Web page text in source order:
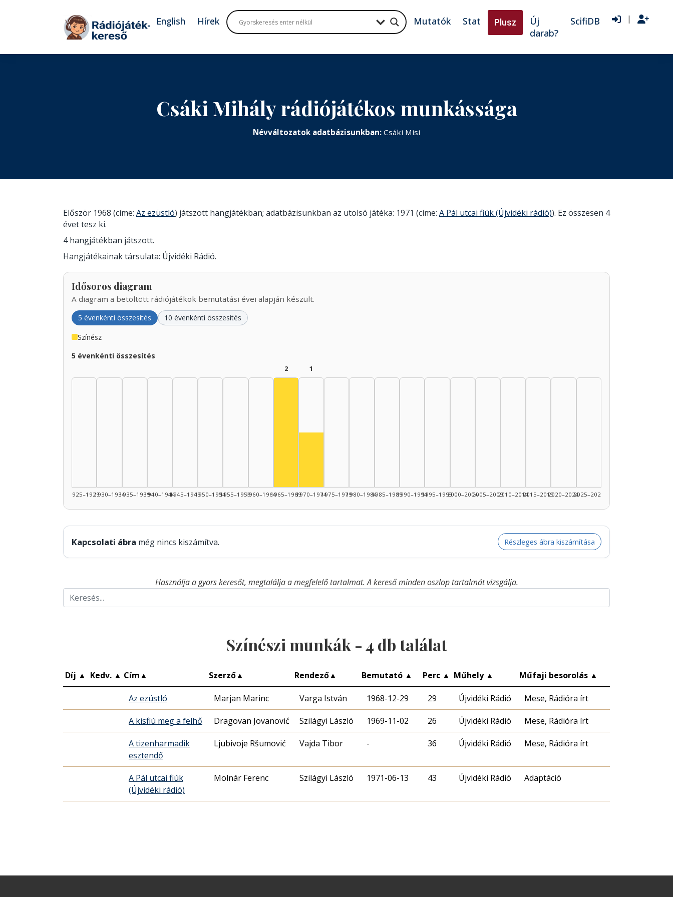
Tovább a tartalomhoz
English Hírek Mutatók Stat Plusz
Új
darab?
ScifiDB |
Csáki Mihály rádiójátékos munkássága
Névváltozatok adatbázisunkban: Csáki Misi
Először 1968 (címe: Az ezüstló) játszott hangjátékban; adatbázisunkban az utolsó játéka: 1971 (címe: A Pál utcai fiúk (Újvidéki rádió)). Ez összesen 4
évet tesz ki.
4 hangjátékban játszott.
Hangjátékainak társulata: Újvidéki Rádió.
Idősoros diagram
A diagram a betöltött rádiójátékok bemutatási évei alapján készült.
5 évenkénti összesítés 10 évenkénti összesítés
Színész
5 évenkénti összesítés
1925–19291930–19341935–19391940–19441945–19491950–19541955–19591960–1964
2
1965–1969
1
1970–19741975–19791980–19841985–19891990–19941995–19992000–20042005–20092010–20142015–20192020–20242025–2026
Kapcsolati ábra még nincs kiszámítva. Részleges ábra kiszámítása
Használja a gyors keresőt, megtalálja a megfelelő tartalmat. A kereső minden oszlop tartalmát vizsgálja.
Színészi munkák - 4 db találat
Díj ▲ Kedv. ▲ Cím▲ Szerző▲ Rendező▲ Bemutató ▲ Perc ▲ Műhely ▲ Műfaji besorolás ▲
Az ezüstló Marjan Marinc Varga István 1968-12-29 29 Újvidéki Rádió Mese, Rádióra írt
A kisfiú meg a felhő Dragovan Jovanović Szilágyi László 1969-11-02 26 Újvidéki Rádió Mese, Rádióra írt
A tizenharmadik
esztendő
Ljubivoje Ršumović Vajda Tibor - 36 Újvidéki Rádió Mese, Rádióra írt
A Pál utcai fiúk
(Újvidéki rádió)
Molnár Ferenc Szilágyi László 1971-06-13 43 Újvidéki Rádió Adaptáció